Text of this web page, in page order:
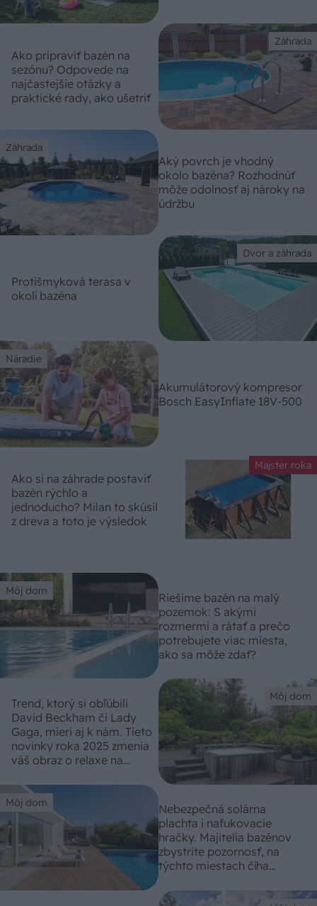
Záhrada
Ako pripraviť bazén na
sezónu? Odpovede na
najčastejšie otázky a
praktické rady, ako ušetriť
Záhrada
Aký povrch je vhodný
okolo bazéna? Rozhodnúť
môže odolnosť aj nároky na
údržbu
Dvor a záhrada
Protišmyková terasa v
okolí bazéna
Náradie
Akumulátorový kompresor
Bosch EasyInflate 18V-500
Majster roka
Ako si na záhrade postaviť
bazén rýchlo a
jednoducho? Milan to skúsil
z dreva a toto je výsledok
Môj dom
Riešime bazén na malý
pozemok: S akými
rozmermi a rátať a prečo
potrebujete viac miesta,
ako sa môže zdať?
Môj dom
Trend, ktorý si obľúbili
David Beckham či Lady
Gaga, mieri aj k nám. Tieto
novinky roka 2025 zmenia
váš obraz o relaxe na
Môj dom
Nebezpečná solárna
plachta i nafukovacie
hračky. Majitelia bazénov
zbystrite pozornosť, na
týchto miestach číha